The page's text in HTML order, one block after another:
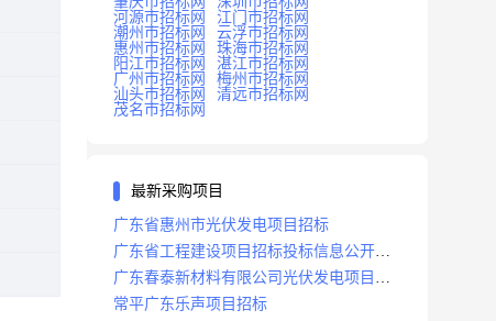
河源市招标网
江门市招标网
潮州市招标网
云浮市招标网
惠州市招标网
珠海市招标网
阳江市招标网
湛江市招标网
广州市招标网
梅州市招标网
汕头市招标网
清远市招标网
茂名市招标网
最新采购项目
广东省惠州市光伏发电项目招标
广东省工程建设项目招标投标信息公开目
录
广东春泰新材料有限公司光伏发电项目招
标
常平广东乐声项目招标